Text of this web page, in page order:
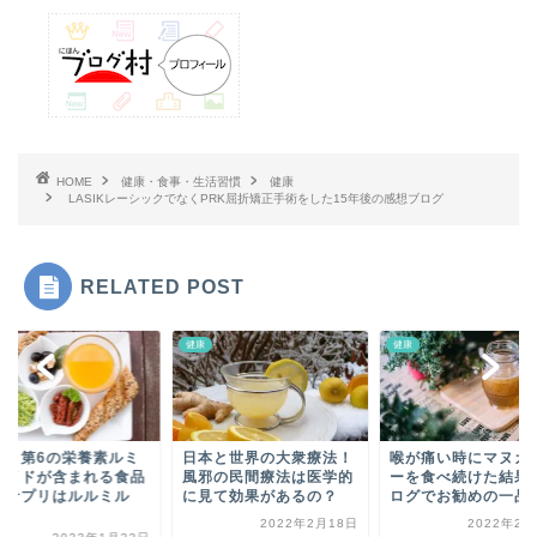
HOME 健康・食事・生活習慣
健康
LASIKレーシックでなくPRK屈折矯正手術をした15年後の感想ブログ
RELATED POST
！第6の栄養素ルミ
イドが含まれる食品
サプリはルルミル
健康
日本と世界の大衆療法！
風邪の民間療法は医学的
に見て効果があるの？
2022年2月18日
健康
喉が痛い時にマヌカ
ーを食べ続けた結果
ログでお勧めの一品♪
2022年2